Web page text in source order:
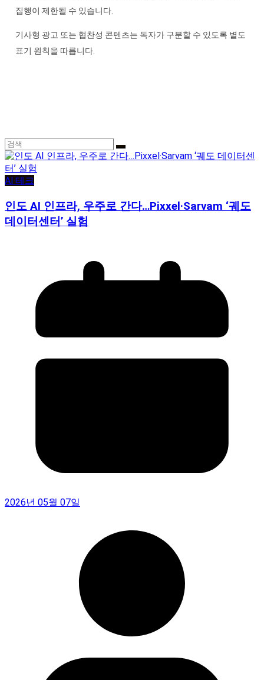
집행이 제한될 수 있습니다.
기사형 광고 또는 협찬성 콘텐츠는 독자가 구분할 수 있도록 별도
표기 원칙을 따릅니다.
AI·테크
인도 AI 인프라, 우주로 간다…Pixxel·Sarvam ‘궤도
데이터센터’ 실험
2026년 05월 07일